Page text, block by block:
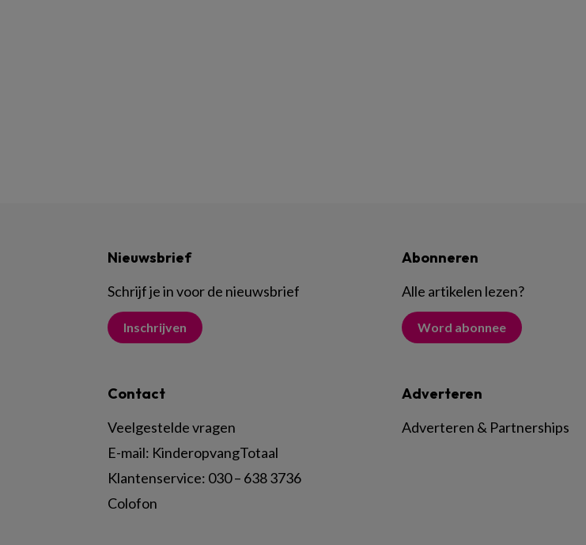
Nieuwsbrief
Schrijf je in voor de nieuwsbrief
Inschrijven
Abonneren
Alle artikelen lezen?
Word abonnee
Contact
Veelgestelde vragen
E-mail: KinderopvangTotaal
Klantenservice: 030 – 638 3736
Colofon
Adverteren
Adverteren & Partnerships